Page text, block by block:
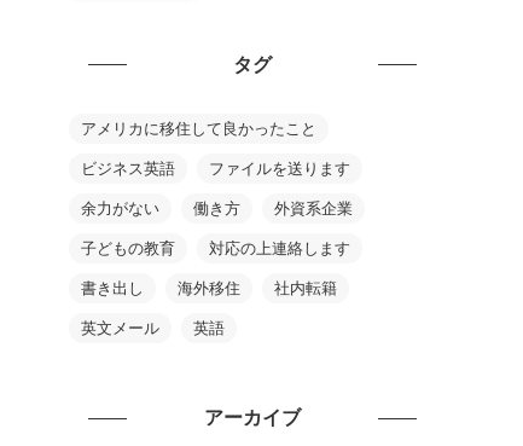
タグ
アメリカに移住して良かったこと
ビジネス英語 ファイルを送ります
余力がない 働き方 外資系企業
子どもの教育 対応の上連絡します
書き出し 海外移住 社内転籍
英文メール 英語
アーカイブ